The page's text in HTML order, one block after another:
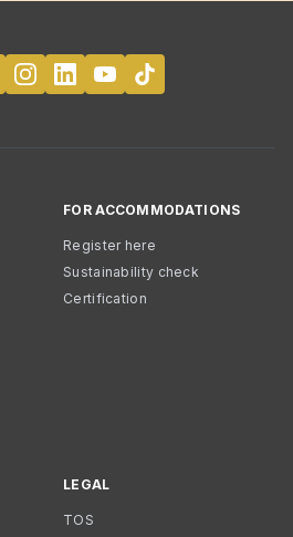
FOR ACCOMMODATIONS
Register here
Sustainability check
Certification
LEGAL
TOS